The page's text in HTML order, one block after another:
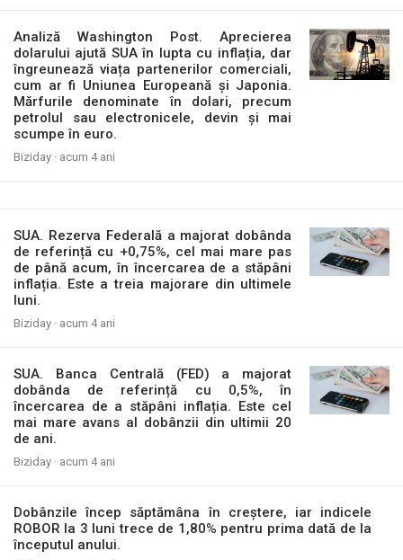
Analiză Washington Post. Aprecierea
dolarului ajută SUA în lupta cu inflația, dar
îngreunează viața partenerilor comerciali,
cum ar fi Uniunea Europeană și Japonia.
Mărfurile denominate în dolari, precum
petrolul sau electronicele, devin și mai
scumpe în euro.
Biziday · acum 4 ani
SUA. Rezerva Federală a majorat dobânda
de referință cu +0,75%, cel mai mare pas
de până acum, în încercarea de a stăpâni
inflația. Este a treia majorare din ultimele
luni.
Biziday · acum 4 ani
SUA. Banca Centrală (FED) a majorat
dobânda de referință cu 0,5%, în
încercarea de a stăpâni inflația. Este cel
mai mare avans al dobânzii din ultimii 20
de ani.
Biziday · acum 4 ani
Dobânzile încep săptămâna în creștere, iar indicele
ROBOR la 3 luni trece de 1,80% pentru prima dată de la
începutul anului.